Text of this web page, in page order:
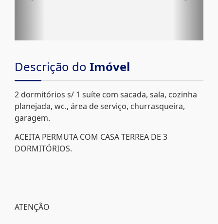
Descrição do Imóvel
2 dormitórios s/ 1 suíte com sacada, sala, cozinha
planejada, wc., área de serviço, churrasqueira,
garagem.
ACEITA PERMUTA COM CASA TERREA DE 3
DORMITÓRIOS.
ATENÇÃO